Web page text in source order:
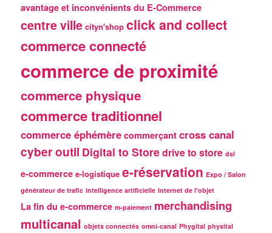
avantage et inconvénients du E-Commerce
centre ville cityn'shop click and collect
commerce connecté
commerce de proximité
commerce physique
commerce traditionnel
commerce éphémère commerçant cross canal
cyber outil Digital to Storedrive to store dsl
e-commerce e-logistique e-réservation Expo / Salon
générateur de trafic intelligence artificielle Internet de l'objet
La fin du e-commerce m-paiement merchandising
multicanal objets connectés omni-canal Phygital physital